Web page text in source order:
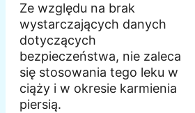
Ze względu na brak
wystarczających danych
dotyczących
bezpieczeństwa, nie zaleca
się stosowania tego leku w
ciąży i w okresie karmienia
piersią.